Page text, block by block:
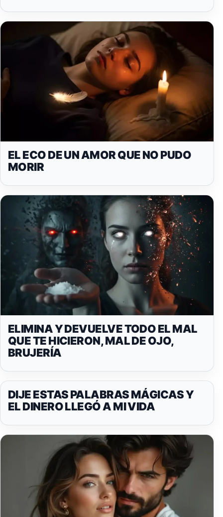
EL ECO DE UN AMOR QUE NO PUDO
MORIR
ELIMINA Y DEVUELVE TODO EL MAL
QUE TE HICIERON, MAL DE OJO,
BRUJERÍA
DIJE ESTAS PALABRAS MÁGICAS Y
EL DINERO LLEGÓ A MI VIDA